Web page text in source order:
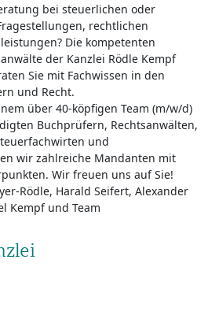
bei steuerlichen oder
rechtlichen
Die kompetenten
der Kanzlei Rödle Kempf
Sie mit Fachwissen in den
und Recht.
über 40-köpfigen Team (m/w/d)
Buchprüfern, Rechtsanwälten,
und
wir zahlreiche Mandanten mit
Wir freuen uns auf Sie!
Rödle, Harald Seifert, Alexander
Kempf und Team